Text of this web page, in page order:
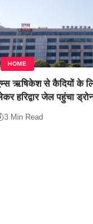
HOME
ऋषिकेश से कैदियों के
हरिद्वार जेल पहुंचा
3 Min Read